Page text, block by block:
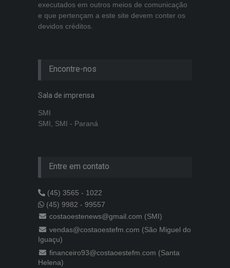
executados em outros meios de comunicação
e que pertençam a este site devem conter os
devidos créditos.
Encontre-nos
Sala de imprensa
SMI
SMI, SMI - Paraná
Entre em contato
(45) 3565 - 1022
(45) 9982 - 99557
costaoestenews@gmail.com (SMI)
vendas@costaoestefm.com (São Miguel do
Iguaçu)
financeiro93@costaoestefm.com (Santa
Helena)